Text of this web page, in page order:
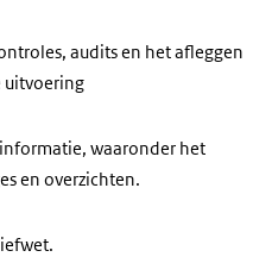
audits en het afleggen
uitvoering
waaronder het
en overzichten.